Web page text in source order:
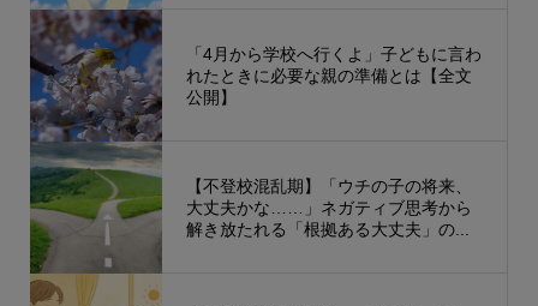
「4月から学校へ行くよ」子どもに言わ
れたときに必要な親の準備とは【全文
公開】
【不登校混乱期】「ウチの子の将来、
大丈夫かな……」ネガティブ思考から
解き放たれる「根拠ある大丈夫」の...